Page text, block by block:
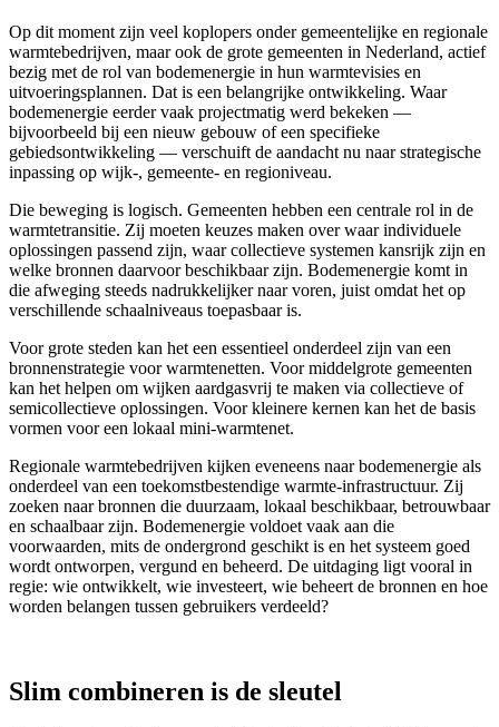
Op dit moment zijn veel koplopers onder gemeentelijke en regionale
warmtebedrijven, maar ook de grote gemeenten in Nederland, actief
bezig met de rol van bodemenergie in hun warmtevisies en
uitvoeringsplannen. Dat is een belangrijke ontwikkeling. Waar
bodemenergie eerder vaak projectmatig werd bekeken —
bijvoorbeeld bij een nieuw gebouw of een specifieke
gebiedsontwikkeling — verschuift de aandacht nu naar strategische
inpassing op wijk-, gemeente- en regioniveau.
Die beweging is logisch. Gemeenten hebben een centrale rol in de
warmtetransitie. Zij moeten keuzes maken over waar individuele
oplossingen passend zijn, waar collectieve systemen kansrijk zijn en
welke bronnen daarvoor beschikbaar zijn. Bodemenergie komt in
die afweging steeds nadrukkelijker naar voren, juist omdat het op
verschillende schaalniveaus toepasbaar is.
Voor grote steden kan het een essentieel onderdeel zijn van een
bronnenstrategie voor warmtenetten. Voor middelgrote gemeenten
kan het helpen om wijken aardgasvrij te maken via collectieve of
semicollectieve oplossingen. Voor kleinere kernen kan het de basis
vormen voor een lokaal mini-warmtenet.
Regionale warmtebedrijven kijken eveneens naar bodemenergie als
onderdeel van een toekomstbestendige warmte-infrastructuur. Zij
zoeken naar bronnen die duurzaam, lokaal beschikbaar, betrouwbaar
en schaalbaar zijn. Bodemenergie voldoet vaak aan die
voorwaarden, mits de ondergrond geschikt is en het systeem goed
wordt ontworpen, vergund en beheerd. De uitdaging ligt vooral in
regie: wie ontwikkelt, wie investeert, wie beheert de bronnen en hoe
worden belangen tussen gebruikers verdeeld?
Slim combineren is de sleutel